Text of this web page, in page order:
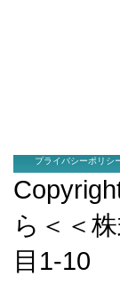
プライバシーポリシ
ら＜＜
目1-10